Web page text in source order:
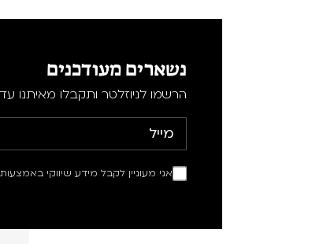
נשארים מעודכנים
הרשמו לניוזלטר ותקבלו מאיתנו
אני מעוניין לקבל מידע שיווקי